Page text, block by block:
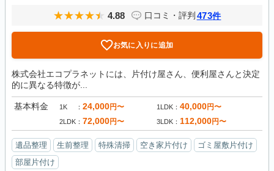
4.88 口コミ・評判 473件
お気に入りに追加
株式会社エコプラネットには、片付け屋さん、便利屋さんと決定
的に異なる特徴が...
基本料金 1K 24,000円〜 1LDK 40,000円〜
2LDK 72,000円〜 3LDK 112,000円〜
遺品整理 生前整理 特殊清掃 空き家片付け
ゴミ屋敷片付け
部屋片付け